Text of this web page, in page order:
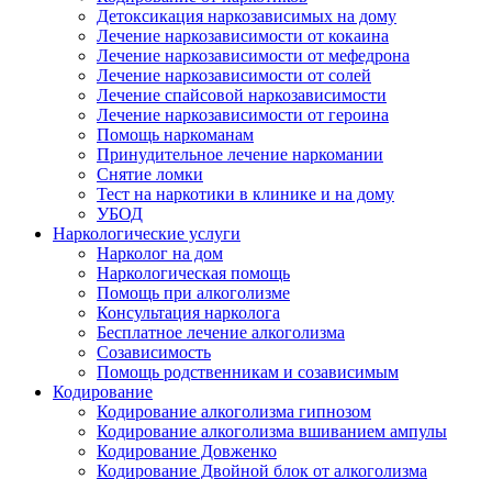
Детоксикация наркозависимых на дому
Лечение наркозависимости от кокаина
Лечение наркозависимости от мефедрона
Лечение наркозависимости от солей
Лечение спайсовой наркозависимости
Лечение наркозависимости от героина
Помощь наркоманам
Принудительное лечение наркомании
Снятие ломки
Тест на наркотики в клинике и на дому
УБОД
Наркологические услуги
Нарколог на дом
Наркологическая помощь
Помощь при алкоголизме
Консультация нарколога
Бесплатное лечение алкоголизма
Созависимость
Помощь родственникам и созависимым
Кодирование
Кодирование алкоголизма гипнозом
Кодирование алкоголизма вшиванием ампулы
Кодирование Довженко
Кодирование Двойной блок от алкоголизма